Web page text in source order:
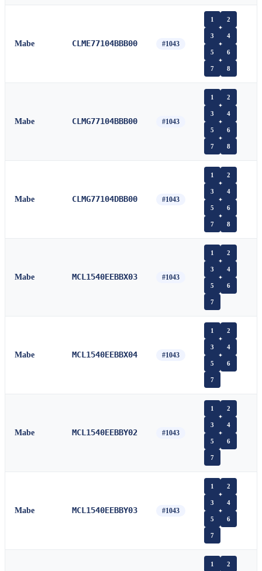
Mabe CLME77104BBB00 #1043
1 2
3 4
5 6
7 8
Mabe CLMG77104BBB00 #1043
1 2
3 4
5 6
7 8
Mabe CLMG77104DBB00 #1043
1 2
3 4
5 6
7 8
Mabe MCL1540EEBBX03 #1043
1 2
3 4
5 6
7
Mabe MCL1540EEBBX04 #1043
1 2
3 4
5 6
7
Mabe MCL1540EEBBY02 #1043
1 2
3 4
5 6
7
Mabe MCL1540EEBBY03 #1043
1 2
3 4
5 6
7
1 2